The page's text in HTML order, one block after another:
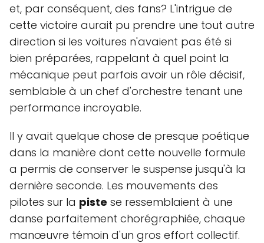
et, par conséquent, des fans? L'intrigue de
cette victoire aurait pu prendre une tout autre
direction si les voitures n'avaient pas été si
bien préparées, rappelant à quel point la
mécanique peut parfois avoir un rôle décisif,
semblable à un chef d'orchestre tenant une
performance incroyable.
Il y avait quelque chose de presque poétique
dans la manière dont cette nouvelle formule
a permis de conserver le suspense jusqu'à la
dernière seconde. Les mouvements des
pilotes sur la piste se ressemblaient à une
danse parfaitement chorégraphiée, chaque
manœuvre témoin d'un gros effort collectif.